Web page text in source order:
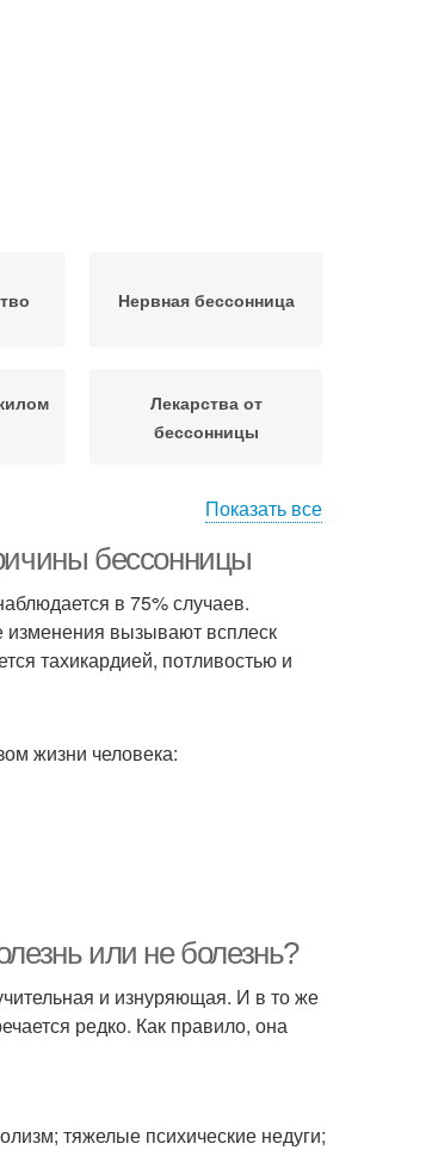
Нервная бессонница
Лекарства от
бессонницы
Бессонницы в
классификации
Эффективное средство
Показать все
бессонницы
в 75% случаев.
вызывают всплеск
тахикардией, потливостью и
жизни человека:
или не болезнь?
и изнуряющая. И в то же
редко. Как правило, она
тяжелые психические недуги;